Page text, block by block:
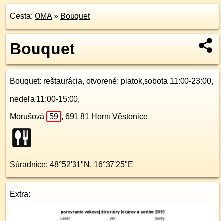
Cesta: OMA» Bouquet
Bouquet
Bouquet: reštaurácia, otvorené: piatok,sobota 11:00-23:00,
nedeľa 11:00-15:00,
Morušová 59 , 691 81 Horní Věstonice
Súradnice: 48°52'31"N , 16°37'25"E
Extra: